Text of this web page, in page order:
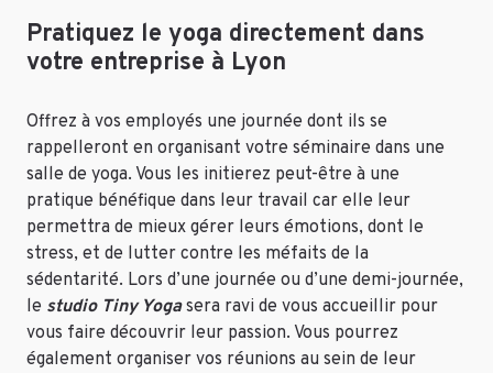
Pratiquez le yoga directement dans
votre entreprise à Lyon
Offrez à vos employés une journée dont ils se
rappelleront en organisant votre séminaire dans une
salle de yoga. Vous les initierez peut-être à une
pratique bénéfique dans leur travail car elle leur
permettra de mieux gérer leurs émotions, dont le
stress, et de lutter contre les méfaits de la
sédentarité. Lors d’une journée ou d’une demi-journée,
le studio Tiny Yogasera ravi de vous accueillir pour
vous faire découvrir leur passion. Vous pourrez
également organiser vos réunions au sein de leur